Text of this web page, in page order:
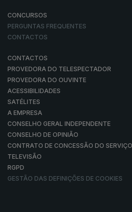
CONCURSOS
PERGUNTAS FREQUENTES
CONTACTOS
CONTACTOS
PROVEDORA DO TELESPECTADOR
PROVEDORA DO OUVINTE
ACESSIBILIDADES
SATÉLITES
A EMPRESA
CONSELHO GERAL INDEPENDENTE
CONSELHO DE OPINIÃO
CONTRATO DE CONCESSÃO DO
TELEVISÃO
RGPD
GESTÃO DAS DEFINIÇÕES DE COOKIES